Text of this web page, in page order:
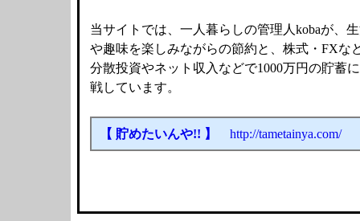
当サイトでは、一人暮らしの管理人kobaが、
や趣味を楽しみながらの節約と、株式・FXな
分散投資やネット収入などで1000万円の貯蓄
戦しています。
【 貯めたいんや!! 】 http://tametainya.com/